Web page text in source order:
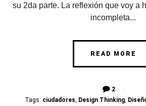
su 2da parte. La reflexión que voy a
incompleta...
READ MORE
2
Tags: ciudadores Design Thinking